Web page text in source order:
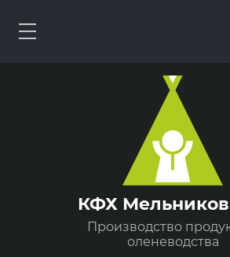
КФХ
Производство
оленеводства